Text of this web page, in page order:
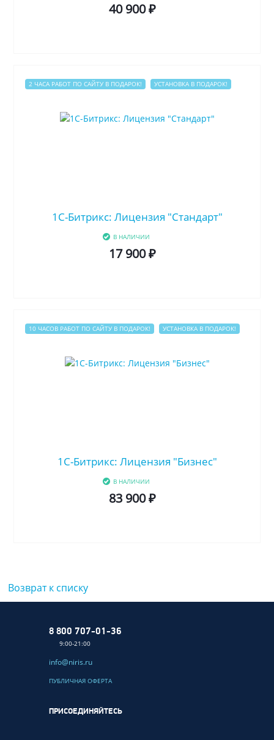
40 900 ₽
2 ЧАСА РАБОТ ПО САЙТУ В ПОДАРОК! УСТАНОВКА В ПОДАРОК!
1C-Битрикс: Лицензия "Стандарт"
В НАЛИЧИИ
17 900 ₽
10 ЧАСОВ РАБОТ ПО САЙТУ В ПОДАРОК! УСТАНОВКА В ПОДАРОК!
1C-Битрикс: Лицензия "Бизнес"
В НАЛИЧИИ
83 900 ₽
Возврат к списку
8 800 707-01-36
9:00-21:00
info@niris.ru
ПУБЛИЧНАЯ ОФЕРТА
ПРИСОЕДИНЯЙТЕСЬ